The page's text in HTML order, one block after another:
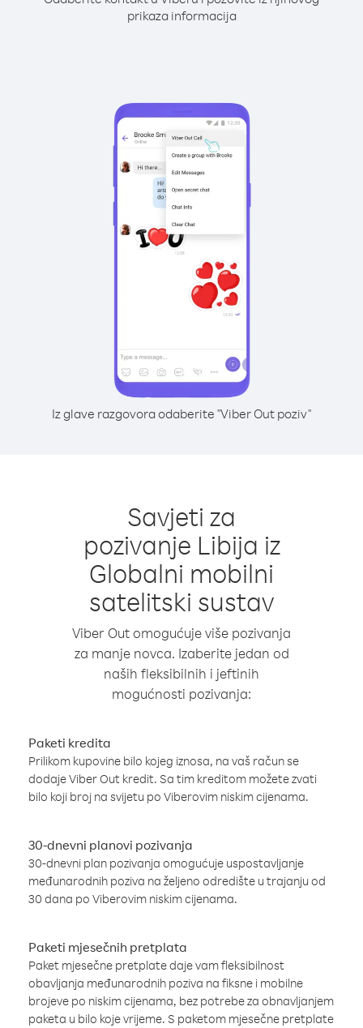
prikaza informacija
Iz glave razgovora odaberite "Viber Out poziv"
Savjeti za
pozivanje Libija iz
Globalni mobilni
satelitski sustav
Viber Out omogućuje više pozivanja
za manje novca. Izaberite jedan od
naših fleksibilnih i jeftinih
mogućnosti pozivanja:
Paketi kredita
Prilikom kupovine bilo kojeg iznosa, na vaš račun se
dodaje Viber Out kredit. Sa tim kreditom možete zvati
bilo koji broj na svijetu po Viberovim niskim cijenama.
30-dnevni planovi pozivanja
30-dnevni plan pozivanja omogućuje uspostavljanje
međunarodnih poziva na željeno odredište u trajanju od
30 dana po Viberovim niskim cijenama.
Paketi mjesečnih pretplata
Paket mjesečne pretplate daje vam fleksibilnost
obavljanja međunarodnih poziva na fiksne i mobilne
brojeve po niskim cijenama, bez potrebe za obnavljanjem
paketa u bilo koje vrijeme. S paketom mjesečne pretplate